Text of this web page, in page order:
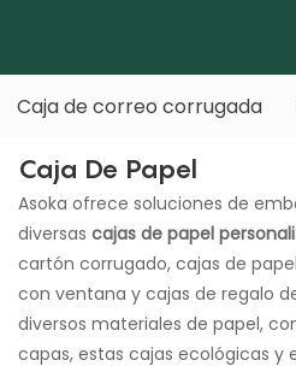
Caja de correo corrugada
Caja De Papel
Asoka ofrece soluciones de
diversas cajas de papel
cartón corrugado, cajas de
con ventana y cajas de regalo
diversos materiales de papel,
capas, estas cajas ecológicas y